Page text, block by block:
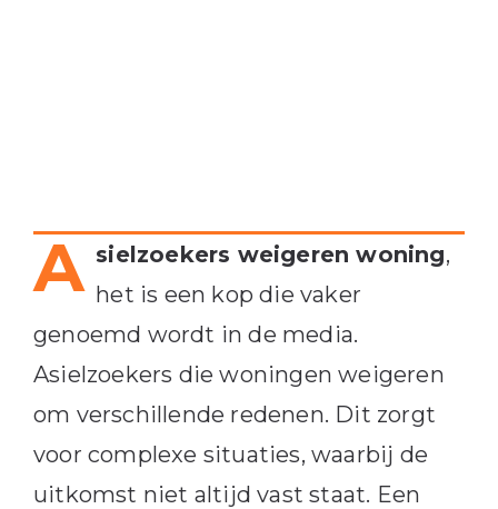
A sielzoekers weigeren woning,
het is een kop die vaker
genoemd wordt in de media.
Asielzoekers die woningen weigeren
om verschillende redenen. Dit zorgt
voor complexe situaties, waarbij de
uitkomst niet altijd vast staat. Een